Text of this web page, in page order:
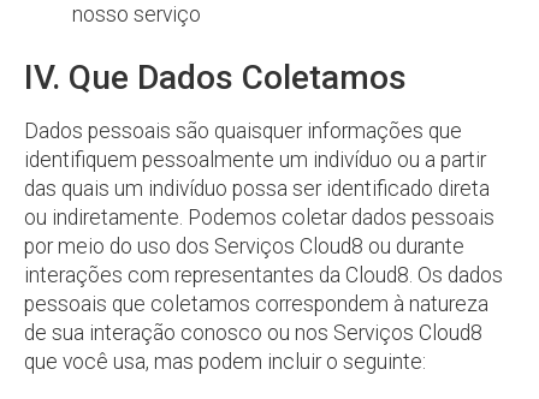
nosso serviço
IV. Que Dados Coletamos
Dados pessoais são quaisquer informações que
identifiquem pessoalmente um indivíduo ou a partir
das quais um indivíduo possa ser identificado direta
ou indiretamente. Podemos coletar dados pessoais
por meio do uso dos Serviços Cloud8 ou durante
interações com representantes da Cloud8. Os dados
pessoais que coletamos correspondem à natureza
de sua interação conosco ou nos Serviços Cloud8
que você usa, mas podem incluir o seguinte: